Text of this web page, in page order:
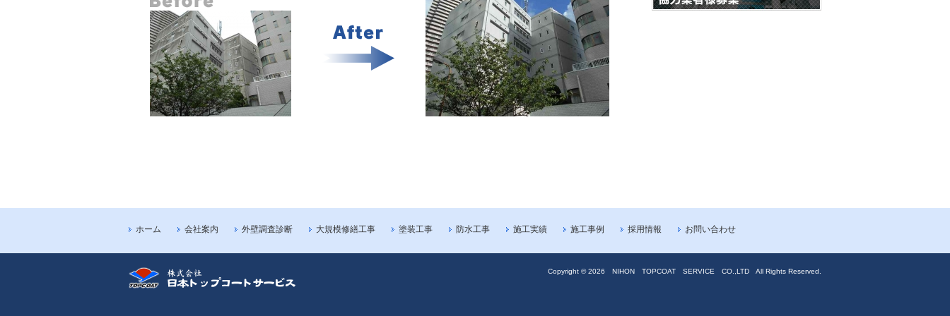
ホーム 会社案内 外壁調査診断 大規模修繕工事 塗装工事 防水工事 施工実績 施工事例 採用情報 お問い合わせ
Copyright ©2026 NIHON TOPCOAT SERVICE CO.,LTD All Rights Reserved.